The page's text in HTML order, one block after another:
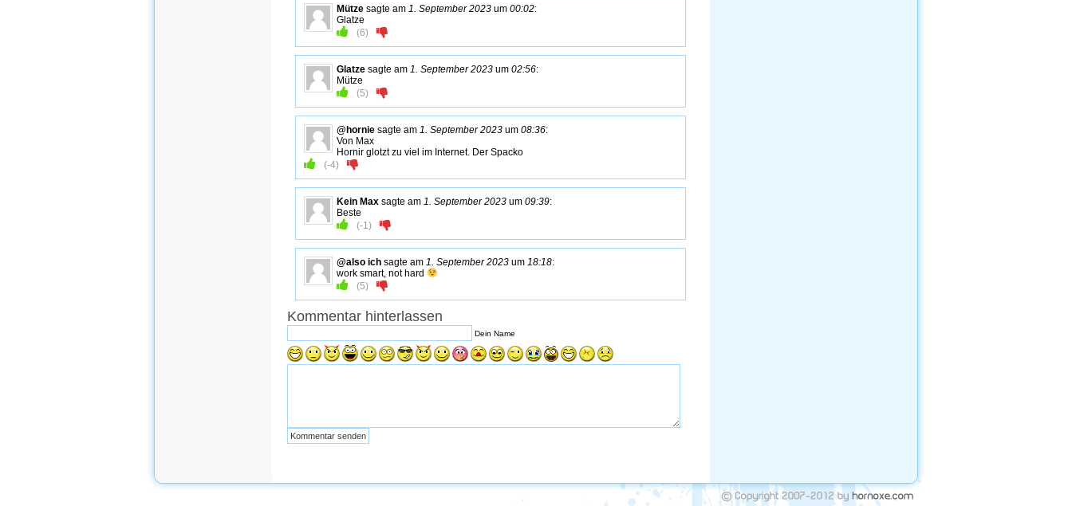
Mütze sagte am 1. September 2023 um 00:02:
Glatze
(6)
Glatze sagte am 1. September 2023 um 02:56:
Mütze
(5)
@hornie sagte am 1. September 2023 um 08:36:
Von Max
Hornir glotzt zu viel im Internet. Der Spacko
(-4)
Kein Max sagte am 1. September 2023 um 09:39:
Beste
(-1 )
@also ich sagte am 1. September 2023 um 18:18:
work smart, not hard
(5)
Kommentar hinterlassen
Dein Name